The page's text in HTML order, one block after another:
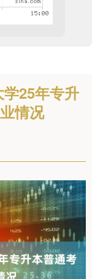
25年专升
情况